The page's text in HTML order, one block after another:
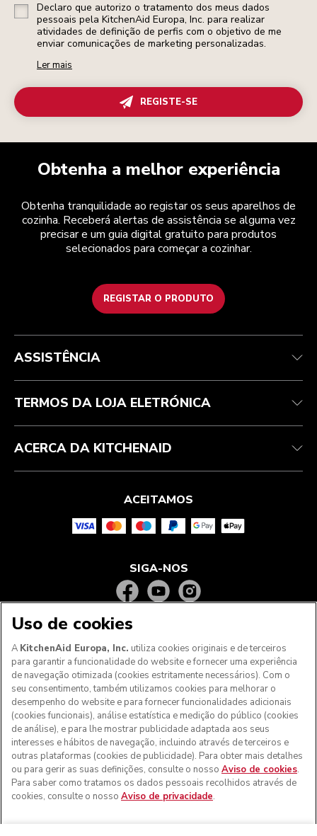
Declaro que autorizo o tratamento dos meus dados
pessoais pela KitchenAid Europa, Inc. para realizar
atividades de definição de perfis com o objetivo de me
enviar comunicações de marketing personalizadas.
Ler mais
REGISTE-SE
Obtenha a melhor experiência
Obtenha tranquilidade ao registar os seus aparelhos de
cozinha. Receberá alertas de assistência se alguma vez
precisar e um guia digital gratuito para produtos
selecionados para começar a cozinhar.
REGISTAR O PRODUTO
Health Check
Atendimento ao cliente
Acompanhar a sua encomenda
Garantia e documentos
Perguntas frequentes
Termos e condições
Envio e entrega
Devoluções e reembolsos
Marca
ODR
A marca
A nossa história
ASSISTÊNCIA
TERMOS DA LOJA ELETRÓNICA
ACERCA DA KITCHENAID
ACEITAMOS
SIGA-NOS
Aos clientes nos Açores, Madeira e outros territórios
portugueses: Por favor, contacte a nossa equipa de Apoio
ao Cliente para efetuar a sua encomenda, de forma a
podermos fornecer os custos de envio exatos e aplicar a
taxa de IVA correta
Uso de cookies
A KitchenAid Europa, Inc. utiliza cookies originais e de terceiros
para garantir a funcionalidade do website e fornecer uma experiência
de navegação otimizada (cookies estritamente necessários). Com o
seu consentimento, também utilizamos cookies para melhorar o
desempenho do website e para fornecer funcionalidades adicionais
(cookies funcionais), análise estatística e medição do público (cookies
de análise), e para lhe mostrar publicidade adaptada aos seus
interesses e hábitos de navegação, incluindo através de terceiros e
outras plataformas (cookies de publicidade). Para obter mais detalhes
ou para gerir as suas definições, consulte o nosso Aviso de cookies.
Para saber como tratamos os dados pessoais recolhidos através de
cookies, consulte o nosso Aviso de privacidade.